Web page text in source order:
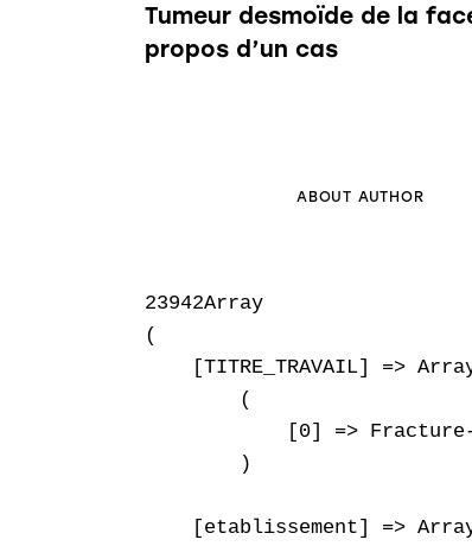
Tumeur desmoïde de la
propos d’un cas
ABOUT AUTHOR
23942Array
(
[TITRE_TRAVAIL] =>
        (
[0] =>
        )
[etablissement] =>